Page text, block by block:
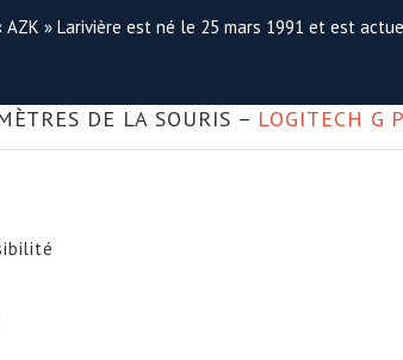
AZK » Larivière est né le 25 mars 1991 et est
DE LA SOURIS – LOGITECH G